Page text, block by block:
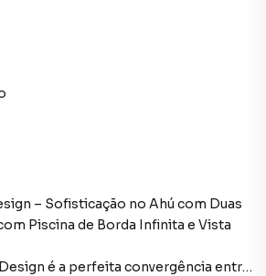
– Sofisticação no Ahú com Duas
Piscina de Borda Infinita e Vista
é a perfeita convergência entre